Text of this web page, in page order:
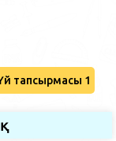
тапсырмасы 1